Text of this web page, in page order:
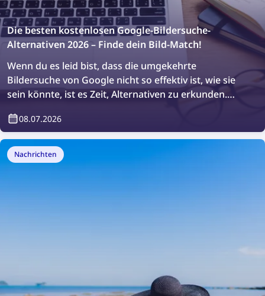
Die besten kostenlosen Google-Bildersuche-
Alternativen 2026 – Finde dein Bild-Match!
Wenn du es leid bist, dass die umgekehrte
Bildersuche von Google nicht so effektiv ist, wie sie
sein könnte, ist es Zeit, Alternativen zu erkunden.
Tools von 2026 das perfekte Bild-Match finden!
08.07.2026
Nachrichten